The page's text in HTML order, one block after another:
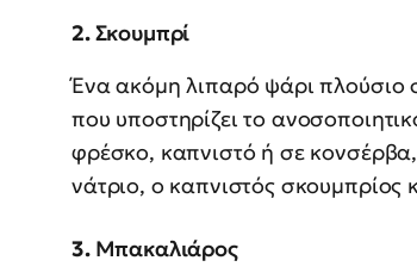
2.Σκουμπρί
Ένα ακόμη λιπαρό ψάρι πλούσιο
που υποστηρίζει το
φρέσκο, καπνιστό ή σε
νάτριο, ο καπνιστός σκουμπρίος
3. Μπακαλιάρος